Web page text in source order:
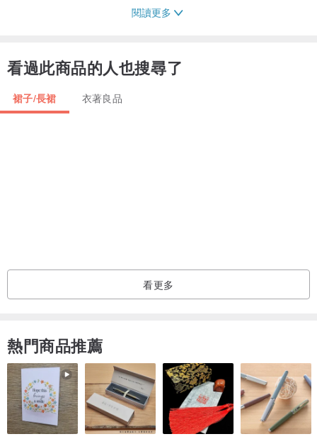
Inner intimate safety trousers prevent from being emptied
如有不確定，歡迎提供：
臀圍、腰圍（下著）
將有專人協助確認尺寸📣
―――↟↟↟↟―――
閱讀更多
看過此商品的人也搜尋了
裙子/長裙 衣著良品
看更多
熱門商品推薦